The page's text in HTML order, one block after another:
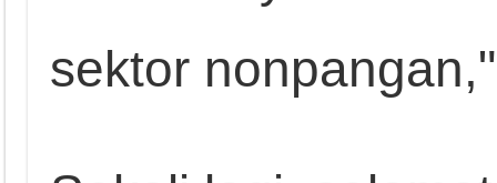
sektor